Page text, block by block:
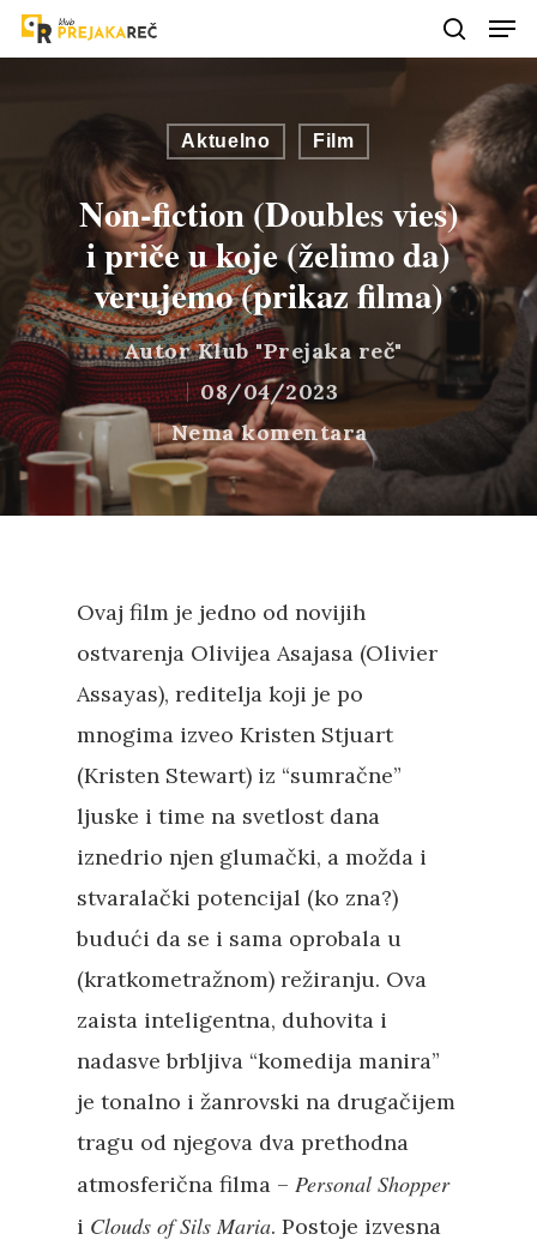
Aktuelno Film
Non-fiction (Doubles vies)
i priče u koje (želimo da)
verujemo (prikaz filma)
AutorKlub "Prejaka reč"
08/04/2023
Nema komentara
Ovaj film je jedno od novijih
ostvarenja Olivijea Asajasa (Olivier
Assayas), reditelja koji je po
mnogima izveo Kristen Stjuart
(Kristen Stewart) iz “sumračne”
ljuske i time na svetlost dana
iznedrio njen glumački, a možda i
stvaralački potencijal (ko zna?)
budući da se i sama oprobala u
(kratkometražnom) režiranju. Ova
zaista inteligentna, duhovita i
nadasve brbljiva “komedija manira”
je tonalno i žanrovski na drugačijem
tragu od njegova dva prethodna
atmosferična filma – Personal Shopper
i Clouds of Sils Maria. Postoje izvesna